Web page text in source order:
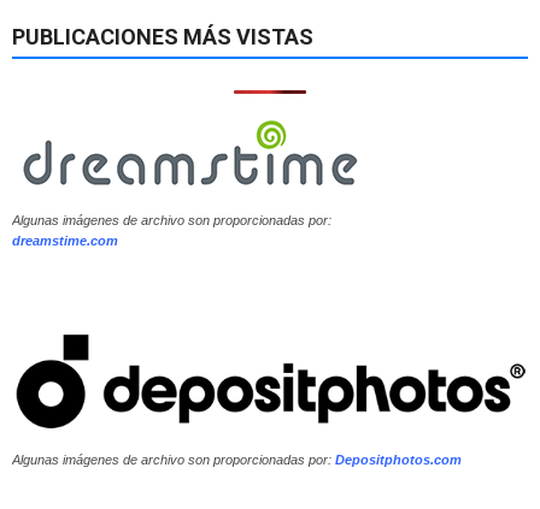
PUBLICACIONES MÁS VISTAS
Algunas imágenes de archivo son proporcionadas por:
dreamstime.com
Algunas imágenes de archivo son proporcionadas por: Depositphotos.com